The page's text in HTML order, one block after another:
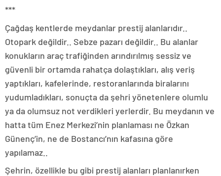
***
Çağdaş kentlerde meydanlar prestij alanlarıdır..
Otopark değildir.. Sebze pazarı değildir.. Bu alanlar
konukların araç trafiğinden arındırılmış sessiz ve
güvenli bir ortamda rahatça dolaştıkları, alış veriş
yaptıkları, kafelerinde, restoranlarında biralarını
yudumladıkları, sonuçta da şehri yönetenlere olumlu
ya da olumsuz not verdikleri yerlerdir. Bu meydanın ve
hatta tüm Enez Merkezi’nin planlaması ne Özkan
Günenç’in, ne de Bostancı’nın kafasına göre
yapılamaz..
Şehrin, özellikle bu gibi prestij alanları planlanırken